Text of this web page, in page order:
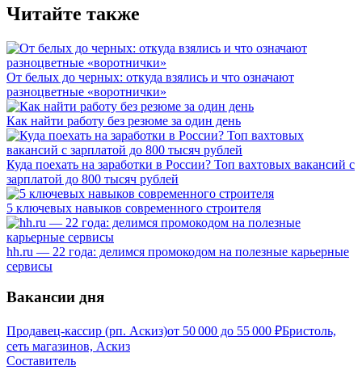
Читайте также
От белых до черных: откуда взялись и что означают
разноцветные «воротнички»
Как найти работу без резюме за один день
Куда поехать на заработки в России? Топ вахтовых вакансий с
зарплатой до 800 тысяч рублей
5 ключевых навыков современного строителя
hh.ru — 22 года: делимся промокодом на полезные карьерные
сервисы
Вакансии дня
Продавец-кассир (рп. Аскиз)от 50 000 до 55 000 ₽Бристоль,
сеть магазинов, Аскиз
Составитель